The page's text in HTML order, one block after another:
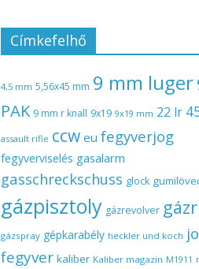
Címkefelhő
4,5 mm 5,56x45 mm 9 mm luger
PAK 9 mm r knall 9x19 9x19 mm 22 lr
assault rifle ccw eu fegyverjog
fegyverviselés gasalarm
gasschreckschuss glock
gázpisztoly gázrevolver
gázspray gépkarabély heckler und koch
fegyver kaliber Kaliber magazin M1911